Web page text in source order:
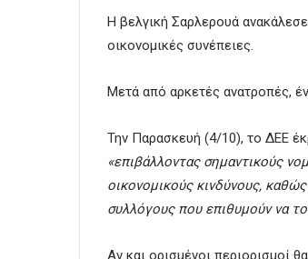
Η βελγική Σαρλερουά
οικονομικές συνέπειες.
Μετά από αρκετές ανατροπές,
Την Παρασκευή (4/10), το ΔΕΕ
«επιβάλλοντας σημαντικούς
οικονομικούς κινδύνους,
συλλόγους που επιθυμούν να
Αν και ορισμένοι περιορισμοί